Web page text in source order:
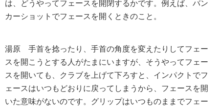
は、どうやってフェースを開閉するかです。例えば、バン
カーショットでフェースを開くときのこと。
湯原 手首を捻ったり、手首の角度を変えたりしてフェー
スを開こうとする人がたまにいますが、そうやってフェー
スを開いても、クラブを上げて下ろすと、インパクトでフ
ェースはいつもどおりに戻ってしまうから、フェースを開
いた意味がないのです。グリップはいつものままでフェー